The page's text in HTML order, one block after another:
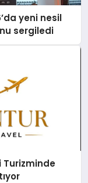
yeni nesil
sergiledi
Turizminde